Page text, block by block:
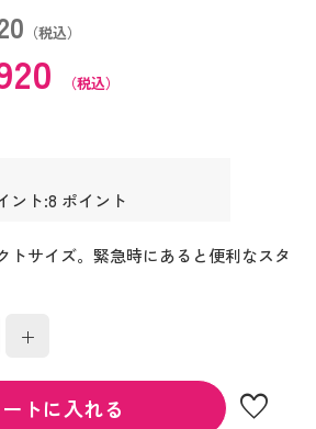
（税込）
（税込）
ント:8 ポイント
トサイズ。緊急時にあると便利なスタ
+
トに入れる favorite